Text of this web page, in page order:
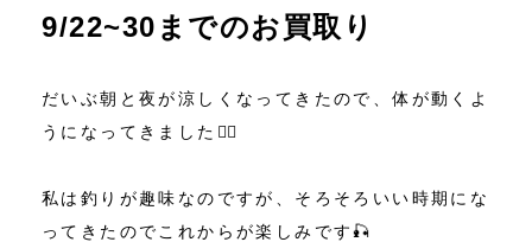
9/22~30までのお買取り
だいぶ朝と夜が涼しくなってきたので、体が動くよ
うになってきました🙋‍♂️
私は釣りが趣味なのですが、そろそろいい時期にな
ってきたのでこれからが楽しみです🎣